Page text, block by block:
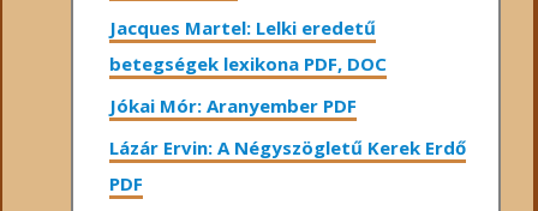
Jacques Martel: Lelki eredetű
betegségek lexikona PDF, DOC
Jókai Mór: Aranyember PDF
Lázár Ervin: A Négyszögletű Kerek Erdő
PDF